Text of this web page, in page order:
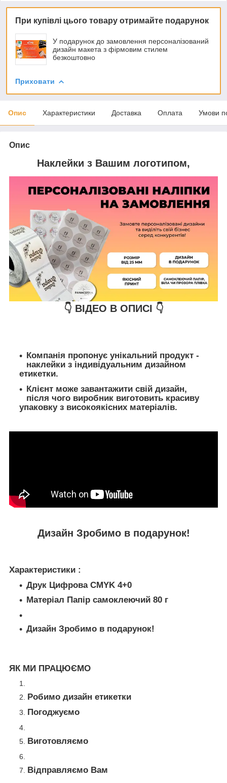
При купівлі цього товару отримайте подарунок
У подарунок до замовлення персоналізований
дизайн макета з фірмовим стилем
безкоштовно
Приховати
Опис Характеристики Доставка Оплата Умови
Опис
Наклейки з Вашим логотипом,
👇 ВІДЕО В ОПИСІ 👇
Компанія пропонує унікальний продукт -
наклейки з індивідуальним дизайном
етикетки.
Клієнт може завантажити свій дизайн,
після чого виробник виготовить красиву
упаковку з високоякісних матеріалів.
Дизайн Зробимо в подарунок!
Характеристики :
Друк Цифрова CMYK 4+0
Матеріал Папір самоклеючий 80 г
Дизайн Зробимо в подарунок!
ЯК МИ ПРАЦЮЄМО
Робимо дизайн етикетки
Погоджуємо
Виготовляємо
Відправляємо Вам